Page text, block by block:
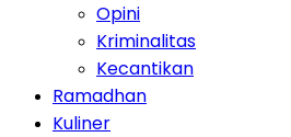
Opini
Kriminalitas
Kecantikan
Ramadhan
Kuliner